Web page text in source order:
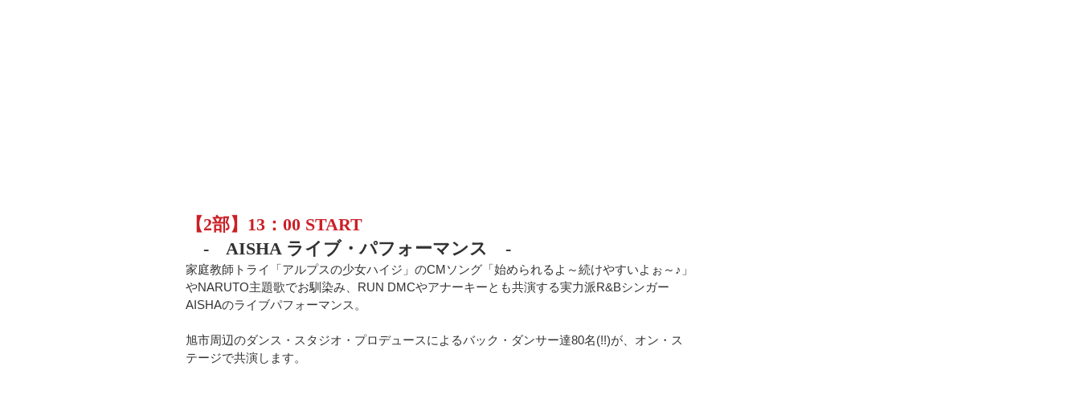
【2部】13：00 START
-　AISHA ライブ・パフォーマンス　-
家庭教師トライ「アルプスの少女ハイジ」のCMソング「始められるよ～続けやすいよぉ～♪」
やNARUTO主題歌でお馴染み、RUN DMCやアナーキーとも共演する実力派R&Bシンガー
AISHAのライブパフォーマンス。
旭市周辺のダンス・スタジオ・プロデュースによるバック・ダンサー達80名(!!)が、オン・ス
テージで共演します。